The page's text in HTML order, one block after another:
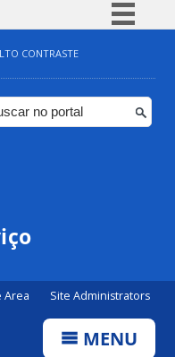
Simplifique!
Comunica BR
Participe
CONTRASTE
Area Site Administrators
MENU